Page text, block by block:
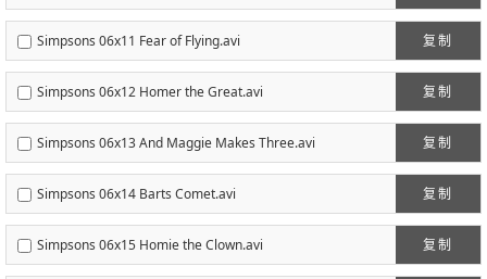
复制
Simpsons 06x11 Fear of Flying.avi
复制
Simpsons 06x12 Homer the Great.avi
复制
Simpsons 06x13 And Maggie Makes Three.avi
复制
Simpsons 06x14 Barts Comet.avi
复制
Simpsons 06x15 Homie the Clown.avi